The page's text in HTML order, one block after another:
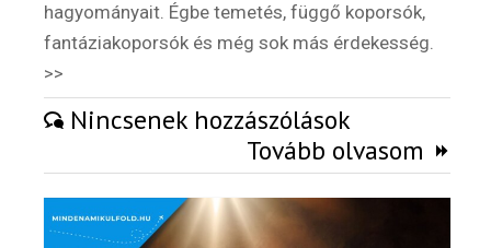
Hírlevél
hagyományait. Égbe temetés, függő koporsók,
fantáziakoporsók és még sok más érdekesség.
>>
Nincsenek hozzászólások
Tovább olvasom